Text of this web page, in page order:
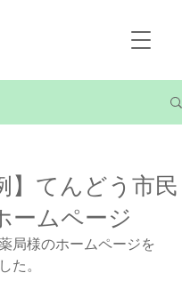
】てんどう市民
ムページ
局様のホームページを
た。